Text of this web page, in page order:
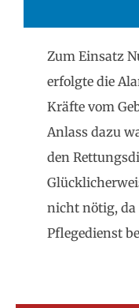
Zum Einsatz
erfolgte die
Kräfte vom
Anlass dazu
den
nicht nötig, da
Pflegedienst